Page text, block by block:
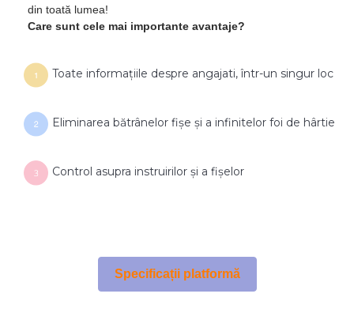
din toată lumea!
Care sunt cele mai importante avantaje?
Toate informațiile despre angajati, într-un singur loc
Eliminarea bătrânelor fișe și a infinitelor foi de hârtie
Control asupra instruirilor și a fișelor
Specificații platformă